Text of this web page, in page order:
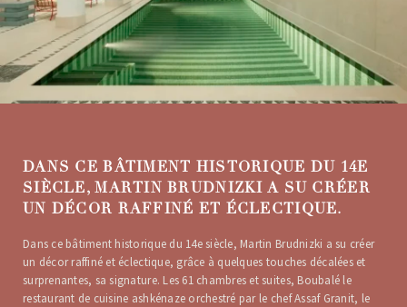
DANS CE BÂTIMENT HISTORIQUE DU 14E
SIÈCLE, MARTIN BRUDNIZKI A SU CRÉER
UN DÉCOR RAFFINÉ ET ÉCLECTIQUE.
Dans ce bâtiment historique du 14e siècle, Martin Brudnizki a su créer
un décor raffiné et éclectique, grâce à quelques touches décalées et
surprenantes, sa signature. Les 61 chambres et suites, Boubalé le
restaurant de cuisine ashkénaze orchestré par le chef Assaf Granit, le